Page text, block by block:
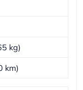
kg)
km)